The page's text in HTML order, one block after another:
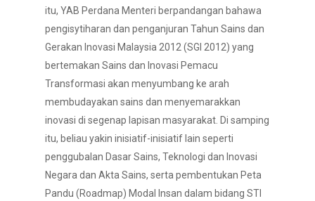
itu, YAB Perdana Menteri berpandangan bahawa
pengisytiharan dan penganjuran Tahun Sains dan
Gerakan Inovasi Malaysia 2012 (SGI 2012) yang
bertemakan Sains dan Inovasi Pemacu
Transformasi akan menyumbang ke arah
membudayakan sains dan menyemarakkan
inovasi di segenap lapisan masyarakat. Di samping
itu, beliau yakin inisiatif-inisiatif lain seperti
penggubalan Dasar Sains, Teknologi dan Inovasi
Negara dan Akta Sains, serta pembentukan Peta
Pandu (Roadmap) Modal Insan dalam bidang STI